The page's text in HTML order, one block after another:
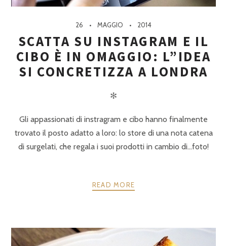
26 MAGGIO 2014
SCATTA SU INSTAGRAM E IL
CIBO È IN OMAGGIO: L”IDEA
SI CONCRETIZZA A LONDRA
✻
Gli appassionati di instragram e cibo hanno finalmente
trovato il posto adatto a loro: lo store di una nota catena
di surgelati, che regala i suoi prodotti in cambio di…foto!
READ MORE